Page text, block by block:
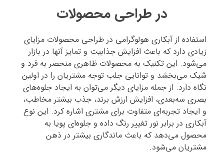
در طراحی محصولات
استفاده از آبکاری هولوگرامی در طراحی محصولات مزایای
زیادی دارد که باعث افزایش جذابیت و تمایز آنها در بازار
می‌شود. این تکنیک به محصولات ظاهری منحصر به فرد و
شیک می‌بخشد و توانایی جلب توجه مشتریان را در اولین
نگاه دارد. از جمله مزایای دیگر می‌توان به ایجاد جلوه‌های
بصری سه‌بعدی، افزایش ارزش برند، جذب بیشتر مخاطب،
و ایجاد تجربه‌ای متفاوت برای مشتری اشاره کرد. این نوع
آبکاری در برابر نور تغییر رنگ داده و جلوه‌ای پویا به
محصول می‌دهد که باعث ماندگاری بیشتر در ذهن
مشتریان می‌شود.